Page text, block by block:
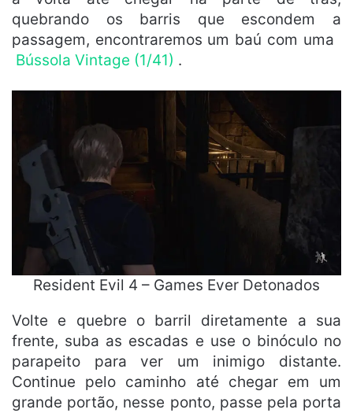
quebrando os barris que escondem a
passagem, encontraremos um baú com uma
Bússola Vintage (1/41) .
Resident Evil 4 – Games Ever Detonados
Volte e quebre o barril diretamente a sua
frente, suba as escadas e use o binóculo no
parapeito para ver um inimigo distante.
Continue pelo caminho até chegar em um
grande portão, nesse ponto, passe pela porta